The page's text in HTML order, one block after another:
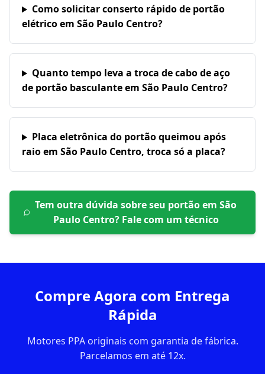
Como solicitar conserto rápido de portão
elétrico em São Paulo Centro?
Quanto tempo leva a troca de cabo de aço
de portão basculante em São Paulo Centro?
Placa eletrônica do portão queimou após
raio em São Paulo Centro, troca só a placa?
Tem outra dúvida sobre seu portão emSão
Paulo Centro? Fale com um técnico
Compre Agora com Entrega
Rápida
Motores PPA originais com garantia de fábrica.
Parcelamos em até 12x.